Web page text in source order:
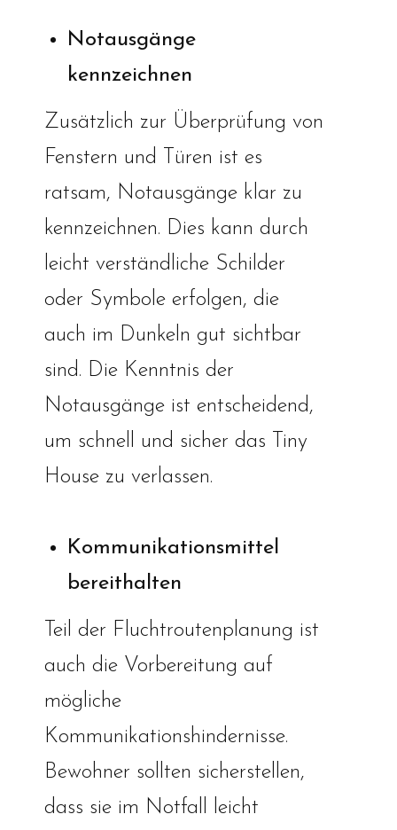
Notausgänge
kennzeichnen
Zusätzlich zur Überprüfung von
Fenstern und Türen ist es
ratsam, Notausgänge klar zu
kennzeichnen. Dies kann durch
leicht verständliche Schilder
oder Symbole erfolgen, die
auch im Dunkeln gut sichtbar
sind. Die Kenntnis der
Notausgänge ist entscheidend,
um schnell und sicher das Tiny
House zu verlassen.
Kommunikationsmittel
bereithalten
Teil der Fluchtroutenplanung ist
auch die Vorbereitung auf
mögliche
Kommunikationshindernisse.
Bewohner sollten sicherstellen,
dass sie im Notfall leicht